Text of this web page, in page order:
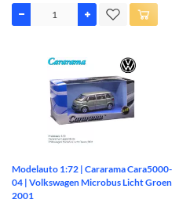
Modelauto 1:72 | Cararama Cara5000-
04 | Volkswagen Microbus Licht Groen
2001